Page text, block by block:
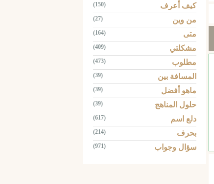
كيف أعرف (150)
من وين (27)
متى (164)
مشكلتي (409)
مطلوب (473)
المسافة بين (39)
ماهو أفضل (39)
حلول المناهج (39)
دلع اسم (617)
بحرف (214)
سؤال وجواب (971)